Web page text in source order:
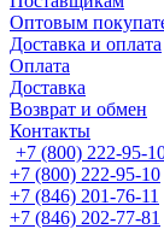
Оптовым
Доставка и оплата
Оплата
Доставка
Возврат и обмен
Контакты
+7 (800) 222-95-
+7 (800) 222-95-10
+7 (846) 201-76-11
+7 (846) 202-77-81